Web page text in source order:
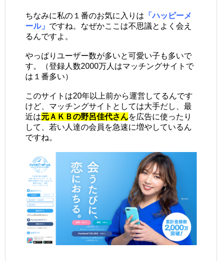
ちなみに私の１番のお気に入りは 「ハッピーメ
ール」 ですね。なぜかここは不思議とよく会え
るんですよ。
やっぱりユーザー数が多いと可愛い子も多いで
す。（登録人数2000万人はマッチングサイトで
は１番多い）
このサイトは20年以上前から運営してるんです
けど、マッチングサイトとしては大手だし、最
近は元ＡＫＢの野呂佳代さんを広告に使ったり
して、若い人達の会員を急速に増やしているん
ですね。